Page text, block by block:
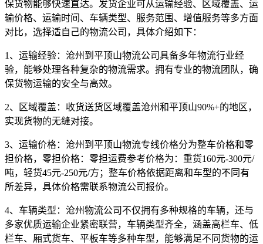
保货物能够快速直达。发货企业可从运输经验、区域覆盖、运
输价格、运输时间、车辆类型、服务范围、增值服务等多方面
对比，选择适自己的物流公司，具体介绍如下：
1、运输经验： 沧州到平顶山物流公司具备多年物流行业经
验，能够处理各种复杂的物流需求。拥有专业的物流团队，确
保货物运输的安全与高效。
2、区域覆盖： 收货送货区域覆盖沧州和平顶山90%+的地区，
实现货物的无缝对接。
3、运输价格： 沧州到平顶山物流专线价格分为整车价格和零
担价格，零担价格：零担运费参考价格为： 重货160元-300元/
吨，轻货45元-250元/方 ；整车价格依据距离和车型的不同有
所差异，具体价格需联系物流公司报价。
4、车辆类型： 沧州物流公司不仅拥有多种规格的车辆，还与
多家优质运输企业紧密联营，车辆类型齐全，涵盖高栏车、低
栏车、厢式货车、平板车等多种车型，能够满足不同货物的运